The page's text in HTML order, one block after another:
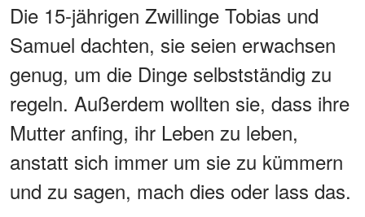
Die 15-jährigen Zwillinge Tobias und
Samuel dachten, sie seien erwachsen
genug, um die Dinge selbstständig zu
regeln. Außerdem wollten sie, dass ihre
Mutter anfing, ihr Leben zu leben,
anstatt sich immer um sie zu kümmern
und zu sagen, mach dies oder lass das.